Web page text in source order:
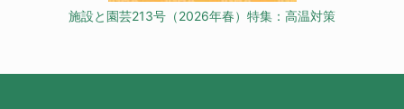
施設と園芸213号（2026年春）特集：高温対策